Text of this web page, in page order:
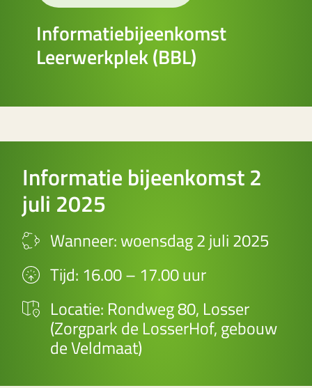
Informatiebijeenkomst
Leerwerkplek (BBL)
Informatie bijeenkomst 2
juli 2025
Wanneer: woensdag 2 juli 2025
Tijd: 16.00 – 17.00 uur
Locatie: Rondweg 80, Losser
(Zorgpark de LosserHof, gebouw
de Veldmaat)